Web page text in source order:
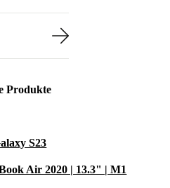
Produkte
S23
Air 2020 | 13.3" | M1